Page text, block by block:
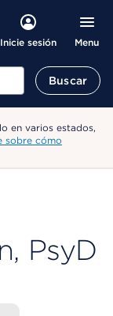
Inicie sesión Menu
Buscar
en varios estados,
sobre cómo
PsyD